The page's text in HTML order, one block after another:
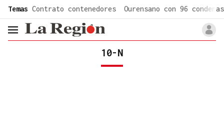
Temas Contrato contenedores Ourensano con 96 condenas
header.menu.open
10-N